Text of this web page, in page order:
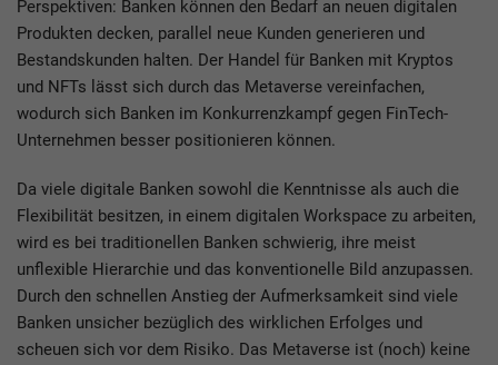
Perspektiven: Banken können den Bedarf an neuen digitalen
Produkten decken, parallel neue Kunden generieren und
Bestandskunden halten. Der Handel für Banken mit Kryptos
und NFTs lässt sich durch das Metaverse vereinfachen,
wodurch sich Banken im Konkurrenzkampf gegen FinTech-
Unternehmen besser positionieren können.
Da viele digitale Banken sowohl die Kenntnisse als auch die
Flexibilität besitzen, in einem digitalen Workspace zu arbeiten,
wird es bei traditionellen Banken schwierig, ihre meist
unflexible Hierarchie und das konventionelle Bild anzupassen.
Durch den schnellen Anstieg der Aufmerksamkeit sind viele
Banken unsicher bezüglich des wirklichen Erfolges und
scheuen sich vor dem Risiko. Das Metaverse ist (noch) keine